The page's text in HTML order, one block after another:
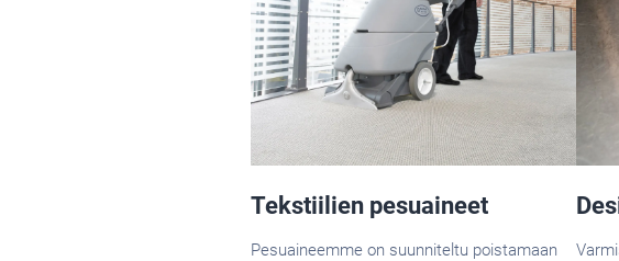
Tekstiilien pesuaineet
Pesuaineemme on suunniteltu poistamaan